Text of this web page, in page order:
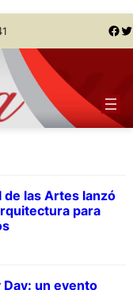
Facebook Twitter
de las Artes lanzó
para
Day: un evento